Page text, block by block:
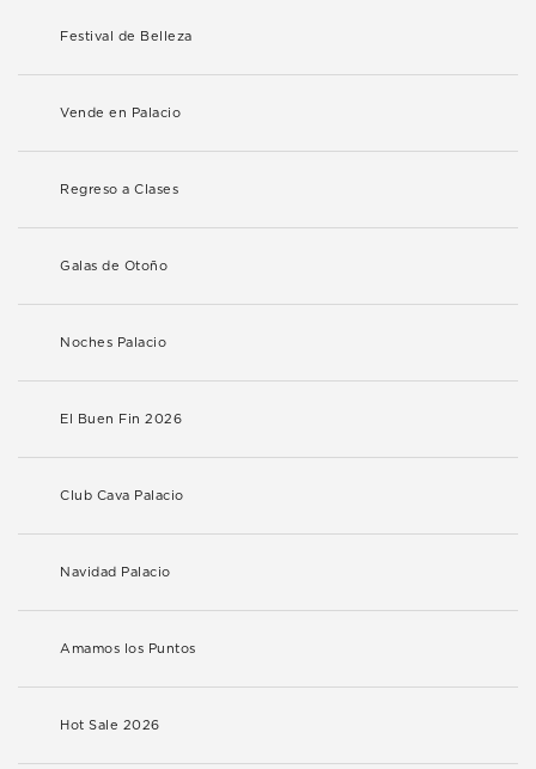
Festival de Belleza
Vende en Palacio
Regreso a Clases
Galas de Otoño
Noches Palacio
El Buen Fin 2026
Club Cava Palacio
Navidad Palacio
Amamos los Puntos
Hot Sale 2026